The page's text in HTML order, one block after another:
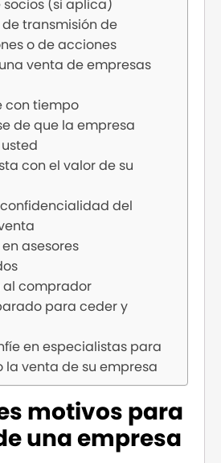
(si aplica)
transmisión de
o de acciones
venta de empresas
con tiempo
de que la empresa
con el valor de su
del
asesores
al comprador
para ceder y
en especialistas para
la venta de su empresa
motivos para
una empresa